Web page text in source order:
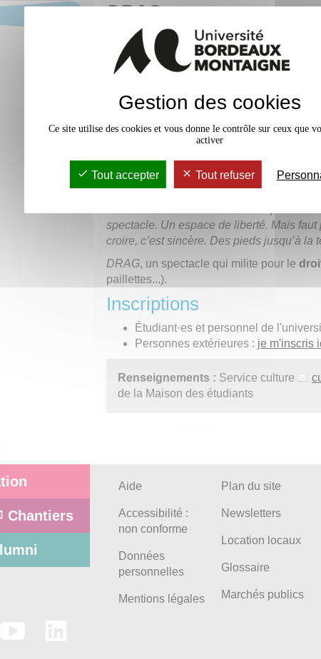
DRAG
Vendredi 3 février,
Spectacle de la compagnie Les Petites
vouloir toujours plaire à tout le monde, de
le compromis acceptable entre soi et les
me suis rappelé mes rêves de gosse :
une star mondiale, devenir Madonna
une amie maquilleuse. Je lui ai demandé
spectacle. Un espace de liberté. Mais faut
croire, c’est sincère. Des pieds jusqu’à la
DRAG, un spectacle qui milite pour le
paillettes...).
Inscriptions
Étudiant·es et personnel de
Personnes extérieures : je m'inscris
Renseignements : Service culture
de la Maison des étudiants
Chantiers
Aide
Accessibilité :
non conforme
Données
personnelles
Mentions légales
Plan du site
Newsletters
Location locaux
Glossaire
Marchés publics
Gestion des cookies
Ce site utilise des cookies et vous donne le contrôle sur ceux que
activer
Tout accepter Tout refuser